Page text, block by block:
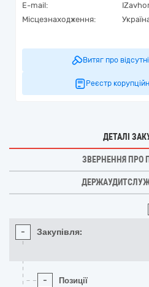
E-mail:
Місцезнаходження:
Витяг про
Реєстр
ДЕТАЛІ
ЗВЕРНЕННЯ ПРО
- Закупівля:
- Позиції